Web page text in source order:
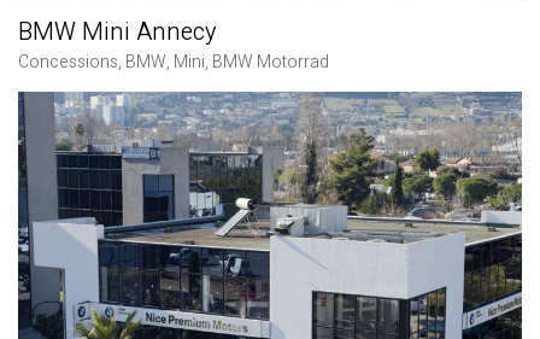
BMW Mini Annecy
Concessions, BMW, Mini, BMW Motorrad